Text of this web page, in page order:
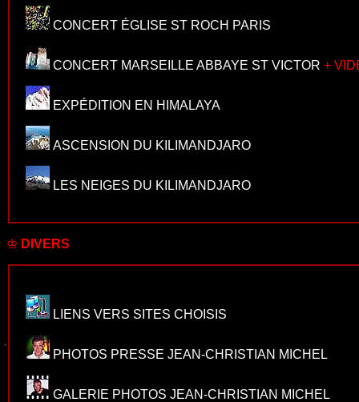
CONCERT ÉGLISE ST ROCH PARIS
CONCERT MARSEILLE ABBAYE ST VICTOR +
EXPÉDITION EN HIMALAYA
ASCENSION DU KILIMANDJARO
LES NEIGES DU KILIMANDJARO
♔ DIVERS
LIENS VERS SITES CHOISIS
PHOTOS PRESSE JEAN-CHRISTIAN MICHEL
GALERIE PHOTOS JEAN-CHRISTIAN MICHEL